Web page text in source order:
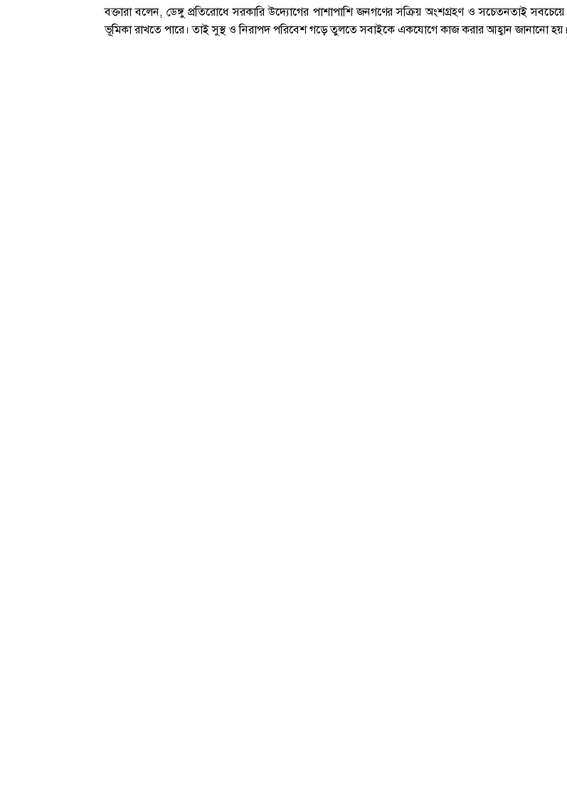
বক্তারা বলেন, ডেঙ্গু প্রতিরোধে সরকারি উদ্যোগের পাশাপাশি জনগণের সক্রিয় অংশগ্রহণ ও সচেতনতাই সবচেয়ে
ভূমিকা রাখতে পারে। তাই সুস্থ ও নিরাপদ পরিবেশ গড়ে তুলতে সবাইকে একযোগে কাজ করার আহ্বান জানানো হয়।